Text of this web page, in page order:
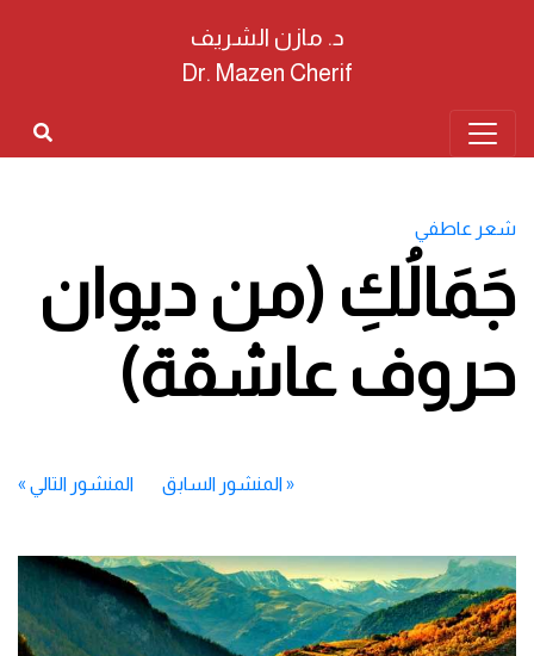
د. مازن الشريف
Dr. Mazen Cherif
شعر عاطفي
جَمَالُكِ (من ديوان
حروف عاشقة)
«المنشور السابق المنشور التالي »